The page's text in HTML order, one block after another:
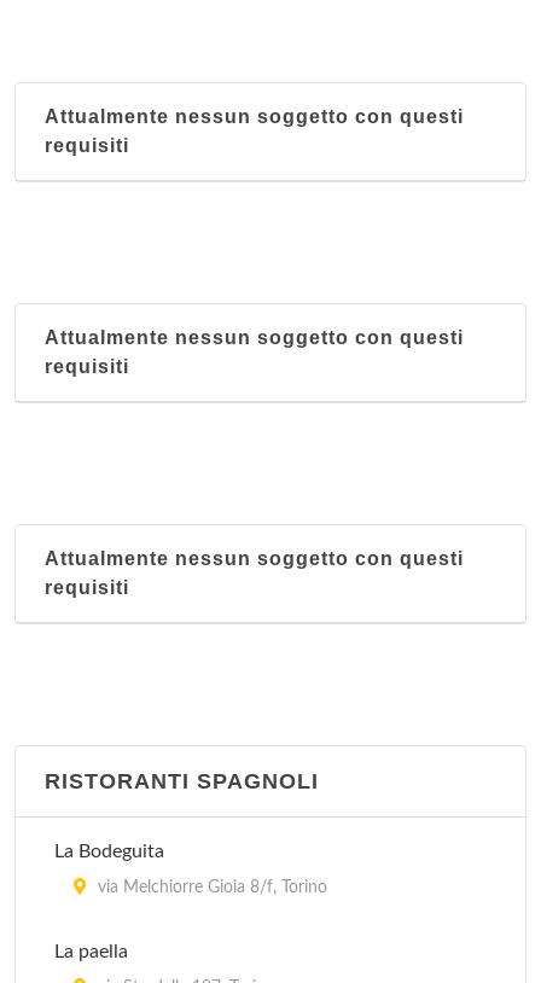
Attualmente nessun soggetto con questi
requisiti
Attualmente nessun soggetto con questi
requisiti
Attualmente nessun soggetto con questi
requisiti
RISTORANTI SPAGNOLI
La Bodeguita
via Melchiorre Gioia 8/f, Torino
La paella